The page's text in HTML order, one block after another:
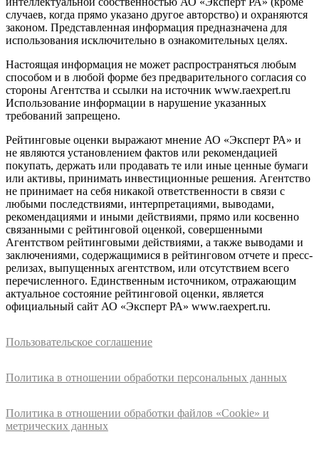
случаев, когда прямо указано другое авторство) и охраняются
законом. Представленная информация предназначена для
использования исключительно в ознакомительных целях.
Настоящая информация не может распространяться любым
способом и в любой форме без предварительного согласия со
стороны Агентства и ссылки на источник www.raexpert.ru
Использование информации в нарушение указанных
требований запрещено.
Рейтинговые оценки выражают мнение АО «Эксперт РА» и
не являются установлением фактов или рекомендацией
покупать, держать или продавать те или иные ценные бумаги
или активы, принимать инвестиционные решения. Агентство
не принимает на себя никакой ответственности в связи с
любыми последствиями, интерпретациями, выводами,
рекомендациями и иными действиями, прямо или косвенно
связанными с рейтинговой оценкой, совершенными
Агентством рейтинговыми действиями, а также выводами и
заключениями, содержащимися в рейтинговом отчете и пресс-
релизах, выпущенных агентством, или отсутствием всего
перечисленного. Единственным источником, отражающим
актуальное состояние рейтинговой оценки, является
официальный сайт АО «Эксперт РА» www.raexpert.ru.
Пользовательское соглашение
Политика в отношении обработки персональных данных
Политика в отношении обработки файлов «Cookie» и
метрических данных